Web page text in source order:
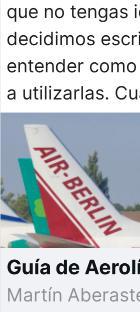
que no tengas
decidimos
entender
a utilizarlas.
Guía de
Martín